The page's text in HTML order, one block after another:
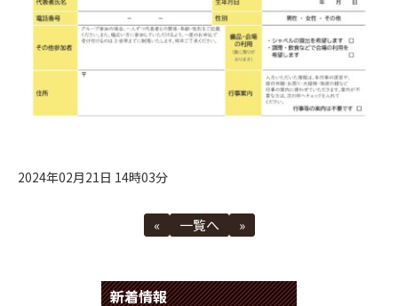
2024年02月21日 14時03分
« 一覧へ »
新着情報